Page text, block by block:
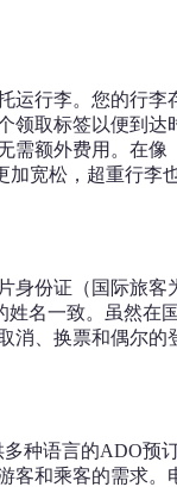
运行李。您的行李
领取标签以便到达
需额外费用。在像
加宽松，超重行李
身份证（国际旅客
姓名一致。虽然在
消、换票和偶尔的
多种语言的ADO预
客和乘客的需求。